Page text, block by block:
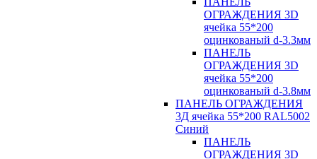
ОГРАЖДЕНИЯ 3D
ячейка 55*200
оцинкованый d-3.3мм
ПАНЕЛЬ
ОГРАЖДЕНИЯ 3D
ячейка 55*200
оцинкованый d-3.8мм
ПАНЕЛЬ ОГРАЖДЕНИЯ
3Д ячейка 55*200 RAL5002
Синий
ПАНЕЛЬ
ОГРАЖДЕНИЯ 3D